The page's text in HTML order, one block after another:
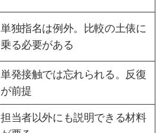
単独指名は例外。比較の土俵に
乗る必要がある
単発接触では忘れられる。反復
が前提
担当者以外にも説明できる材料